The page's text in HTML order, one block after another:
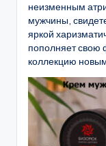
неизменным
мужчины,
яркой
пополняет
коллекцию